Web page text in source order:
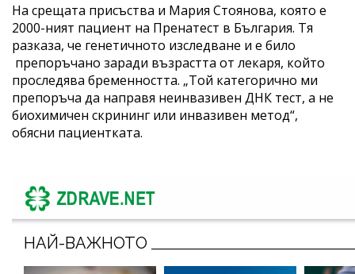
На срещата присъства и Мария Стоянова, която е
2000-ният пациент на Пренатест в България. Тя
разказа, че генетичното изследване и е било
препоръчано заради възрастта от лекаря, който
проследява бременността. „Той категорично ми
препоръча да направя неинвазивен ДНК тест, а не
биохимичен скрининг или инвазивен метод“,
обясни пациентката.